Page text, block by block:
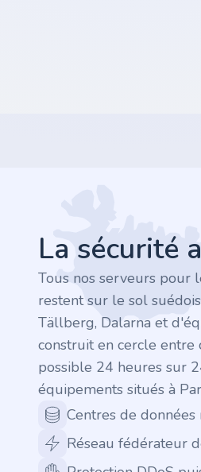
.shop
.tips
.cn
.re
.games
.it
La sécurité
Tous nos serveurs pour
restent sur le sol
Tällberg, Dalarna et
construit en cercle
possible 24 heures sur
équipements situés à
Centres de
Réseau fédérateur